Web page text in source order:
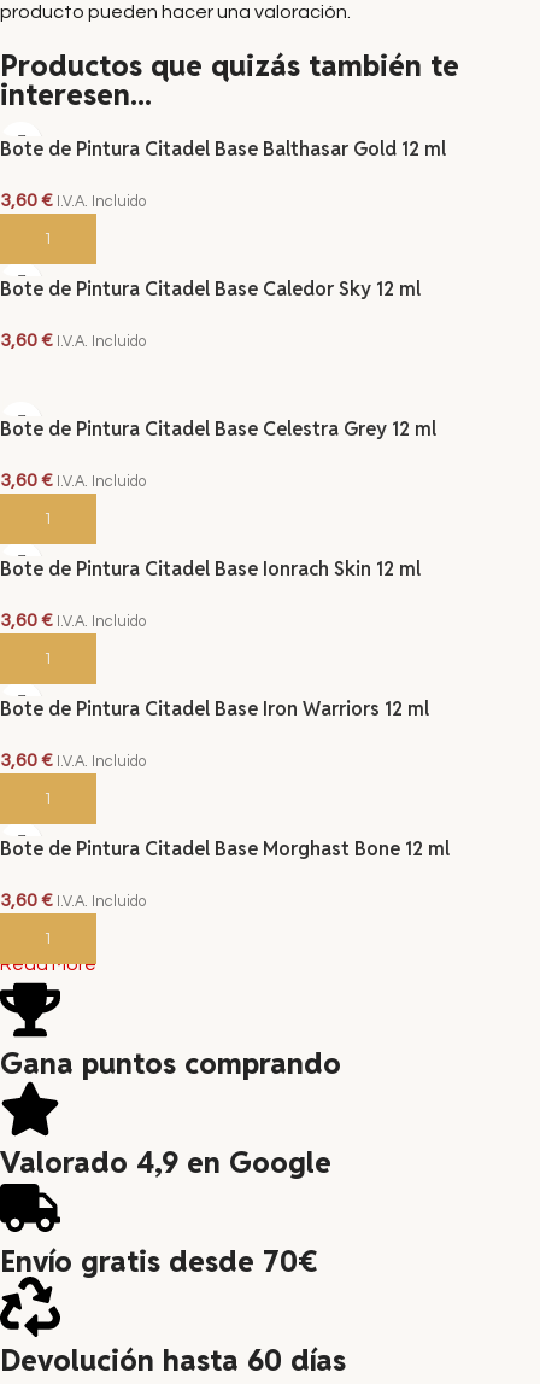
producto pueden hacer una valoración.
Productos que quizás también te
interesen...
Bote de Pintura Citadel Base Balthasar Gold 12 ml
3,60€ I.V.A. Incluido
AÑADIR AL CARRITO
Bote de Pintura Citadel Base Caledor Sky 12 ml
3,60€ I.V.A. Incluido
Bote de Pintura Citadel Base Celestra Grey 12 ml
3,60€ I.V.A. Incluido
AÑADIR AL CARRITO
Bote de Pintura Citadel Base Ionrach Skin 12 ml
3,60€ I.V.A. Incluido
AÑADIR AL CARRITO
Bote de Pintura Citadel Base Iron Warriors 12 ml
3,60€ I.V.A. Incluido
AÑADIR AL CARRITO
Bote de Pintura Citadel Base Morghast Bone 12 ml
3,60€ I.V.A. Incluido
AÑADIR AL CARRITO
Read More
Gana puntos comprando
Valorado 4,9 en Google
Envío gratis desde 70€
Devolución hasta 60 días